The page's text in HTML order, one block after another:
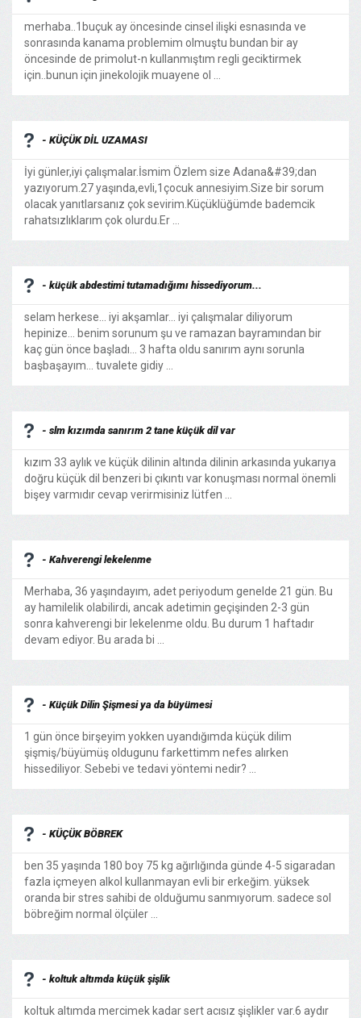
merhaba..1buçuk ay öncesinde cinsel ilişki esnasında ve
sonrasında kanama problemim olmuştu bundan bir ay
öncesinde de primolut-n kullanmıştım regli geciktirmek
için..bunun için jinekolojik muayene ol ...
- KÜÇÜK DİL UZAMASI
İyi günler,iyi çalışmalar.İsmim Özlem size Adana&#39;dan
yazıyorum.27 yaşında,evli,1çocuk annesiyim.Size bir sorum
olacak yanıtlarsanız çok sevirim.Küçüklüğümde bademcik
rahatsızlıklarım çok olurdu.Er ...
- küçük abdestimi tutamadığımı hissediyorum...
selam herkese... iyi akşamlar... iyi çalışmalar diliyorum
hepinize... benim sorunum şu ve ramazan bayramından bir
kaç gün önce başladı... 3 hafta oldu sanırım aynı sorunla
başbaşayım... tuvalete gidiy ...
- slm kızımda sanırım 2 tane küçük dil var
kızım 33 aylık ve küçük dilinin altında dilinin arkasında yukarıya
doğru küçük dil benzeri bi çıkıntı var konuşması normal önemli
bişey varmıdır cevap verirmisiniz lütfen ...
- Kahverengi lekelenme
Merhaba, 36 yaşındayım, adet periyodum genelde 21 gün. Bu
ay hamilelik olabilirdi, ancak adetimin geçişinden 2-3 gün
sonra kahverengi bir lekelenme oldu. Bu durum 1 haftadır
devam ediyor. Bu arada bi ...
- Küçük Dilin Şişmesi ya da büyümesi
1 gün önce birşeyim yokken uyandığımda küçük dilim
şişmiş/büyümüş oldugunu farkettimm nefes alırken
hissediliyor. Sebebi ve tedavi yöntemi nedir? ...
- KÜÇÜK BÖBREK
ben 35 yaşında 180 boy 75 kg ağırlığında günde 4-5 sigaradan
fazla içmeyen alkol kullanmayan evli bir erkeğim. yüksek
oranda bir stres sahibi de olduğumu sanmıyorum. sadece sol
böbreğim normal ölçüler ...
- koltuk altımda küçük şişlik
koltuk altımda mercimek kadar sert acısız şişlikler var.6 aydır